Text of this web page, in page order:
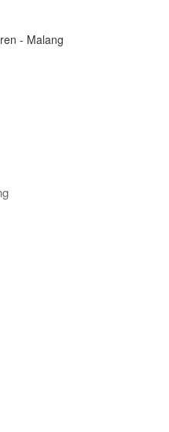
- Malang